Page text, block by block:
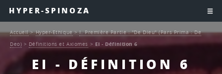
HYPER-SPINOZA
EI - DÉFINITION 6
Accueil>Hyper-Ethique>I. Première Partie : "De Dieu" (Pars Prima : De
Deo) > Définitions et Axiomes > EI - Définition 6